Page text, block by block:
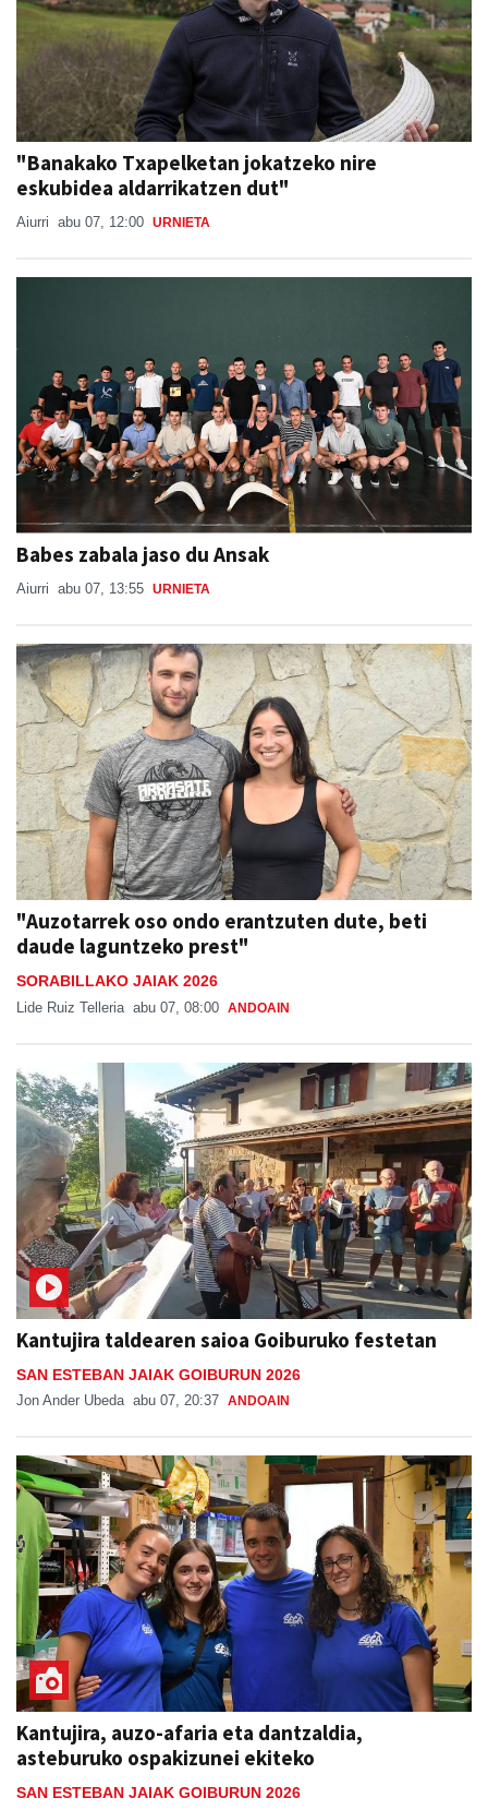
"Banakako Txapelketan jokatzeko nire
eskubidea aldarrikatzen dut"
Aiurri abu 07, 12:00 URNIETA
Babes zabala jaso du Ansak
Aiurri abu 07, 13:55 URNIETA
"Auzotarrek oso ondo erantzuten dute, beti
daude laguntzeko prest"
SORABILLAKO JAIAK 2026
Lide Ruiz Telleria abu 07, 08:00 ANDOAIN
Kantujira taldearen saioa Goiburuko festetan
SAN ESTEBAN JAIAK GOIBURUN 2026
Jon Ander Ubeda abu 07, 20:37 ANDOAIN
Kantujira, auzo-afaria eta dantzaldia,
asteburuko ospakizunei ekiteko
SAN ESTEBAN JAIAK GOIBURUN 2026